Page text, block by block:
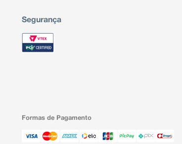
Segurança
Formas de Pagamento